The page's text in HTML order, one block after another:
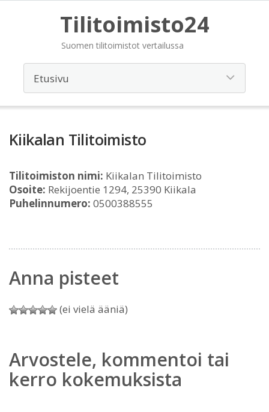
Tilitoimisto24
Suomen tilitoimistot vertailussa
Kiikalan Tilitoimisto
Tilitoimiston nimi: Kiikalan Tilitoimisto
Osoite: Rekijoentie 1294, 25390 Kiikala
Puhelinnumero: 0500388555
Anna pisteet
(ei vielä ääniä)
Arvostele, kommentoi tai
kerro kokemuksista